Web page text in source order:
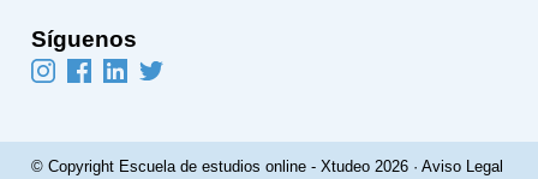
Síguenos
© Copyright Escuela de estudios online - Xtudeo 2026 ·Aviso Legal